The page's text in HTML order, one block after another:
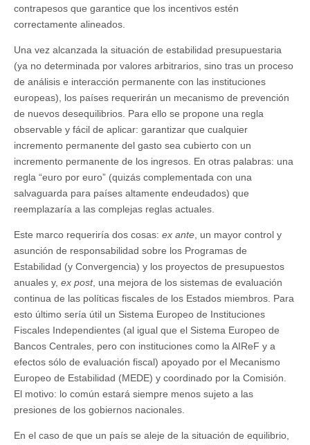
contrapesos que garantice que los incentivos estén
correctamente alineados.
Una vez alcanzada la situación de estabilidad presupuestaria
(ya no determinada por valores arbitrarios, sino tras un proceso
de análisis e interacción permanente con las instituciones
europeas), los países requerirán un mecanismo de prevención
de nuevos desequilibrios. Para ello se propone una regla
observable y fácil de aplicar: garantizar que cualquier
incremento permanente del gasto sea cubierto con un
incremento permanente de los ingresos. En otras palabras: una
regla “euro por euro” (quizás complementada con una
salvaguarda para países altamente endeudados) que
reemplazaría a las complejas reglas actuales.
Este marco requeriría dos cosas: ex ante , un mayor control y
asunción de responsabilidad sobre los Programas de
Estabilidad (y Convergencia) y los proyectos de presupuestos
anuales y, ex post, una mejora de los sistemas de evaluación
continua de las políticas fiscales de los Estados miembros. Para
esto último sería útil un Sistema Europeo de Instituciones
Fiscales Independientes (al igual que el Sistema Europeo de
Bancos Centrales, pero con instituciones como la AIReF y a
efectos sólo de evaluación fiscal) apoyado por el Mecanismo
Europeo de Estabilidad (MEDE) y coordinado por la Comisión.
El motivo: lo común estará siempre menos sujeto a las
presiones de los gobiernos nacionales.
En el caso de que un país se aleje de la situación de equilibrio,